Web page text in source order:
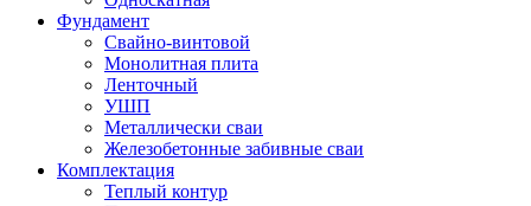
Фундамент
Свайно-винтовой
Монолитная плита
Ленточный
УШП
Металлически сваи
Железобетонные забивные сваи
Комплектация
Теплый контур